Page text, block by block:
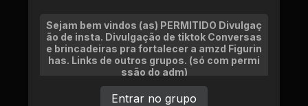
Sejam bem vindos (as) PERMITIDO Divulgaç
ão de insta. Divulgação de tiktok Conversas
e brincadeiras pra fortalecer a amzd Figurin
has. Links de outros grupos. (só com permi
ssão do adm)
Entrar no grupo